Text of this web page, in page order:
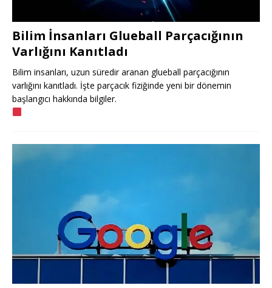
Bilim İnsanları Glueball Parçacığının
Varlığını Kanıtladı
Bilim insanları, uzun süredir aranan glueball parçacığının
varlığını kanıtladı. İşte parçacık fiziğinde yeni bir dönemin
başlangıcı hakkında bilgiler.